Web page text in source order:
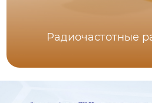
Радиочастотные